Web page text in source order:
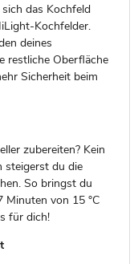
das Kochfeld
Kochfelder.
deines
restliche Oberfläche
Sicherheit beim
zubereiten? Kein
steigerst du die
So bringst du
Minuten von 15 °C
für dich!